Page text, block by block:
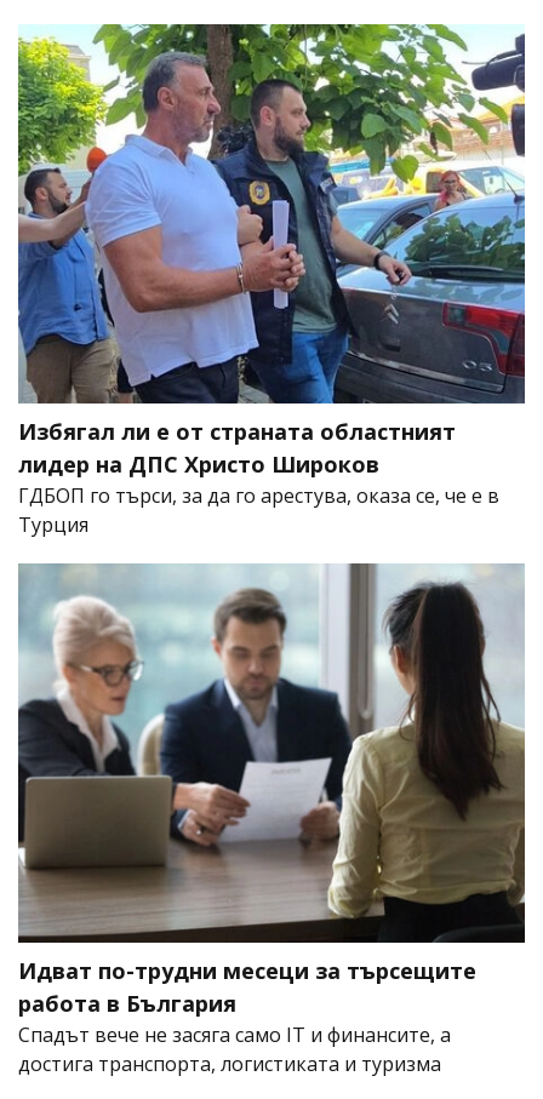
Избягал ли е от страната областният
лидер на ДПС Христо Широков
ГДБОП го търси, за да го арестува, оказа се, че е в
Турция
Идват по-трудни месеци за търсещите
работа в България
Спадът вече не засяга само IT и финансите, а
достига транспорта, логистиката и туризма